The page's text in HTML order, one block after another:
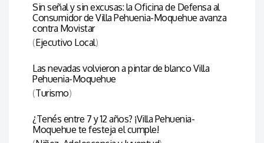
Sin señal y sin excusas: la Oficina de Defensa al
Consumidor de Villa Pehuenia-Moquehue avanza
contra Movistar
(Ejecutivo Local)
Las nevadas volvieron a pintar de blanco Villa
Pehuenia-Moquehue
(Turismo)
¿Tenés entre 7 y 12 años? ¡Villa Pehuenia-
Moquehue te festeja el cumple!